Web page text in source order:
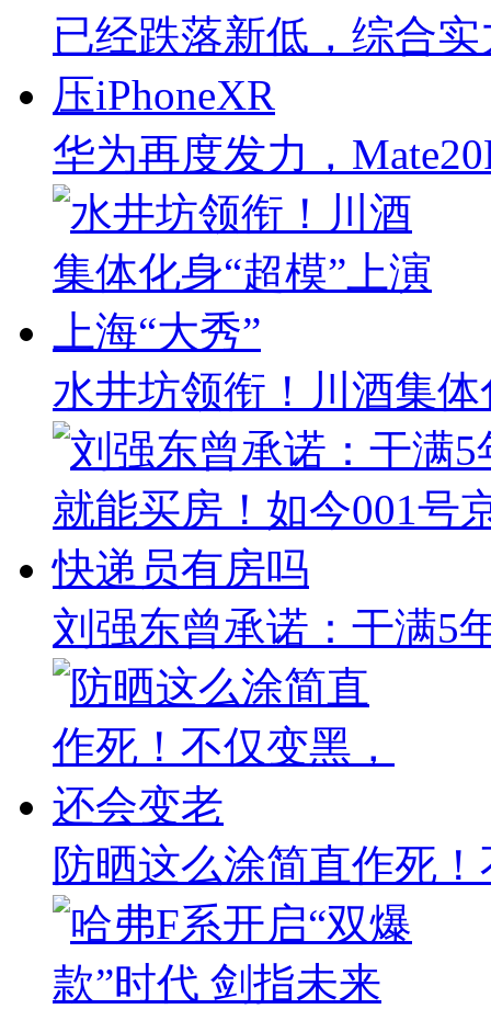
华为再度发力，
水井坊领衔！川酒集体
刘强东曾承诺：干满5
防晒这么涂简直作死